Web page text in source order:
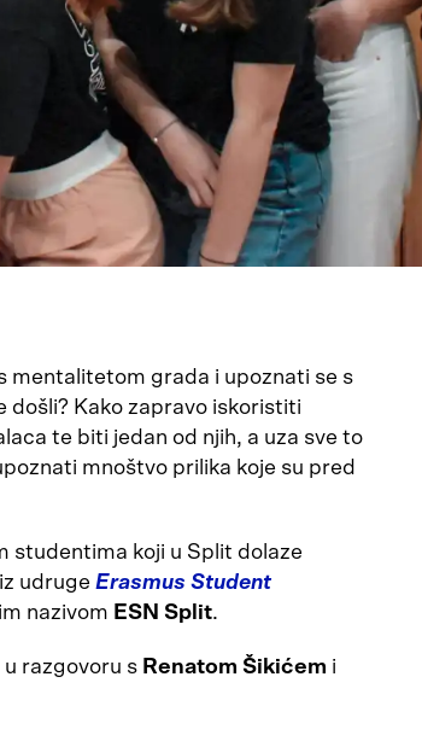
mentalitetom grada i upoznati se s
došli? Kako zapravo iskoristiti
te biti jedan od njih, a uza sve to
mnoštvo prilika koje su pred
studentima koji u Split dolaze
udruge Erasmus Student
nazivom ESN Split.
razgovoru s Renatom Šikićem i